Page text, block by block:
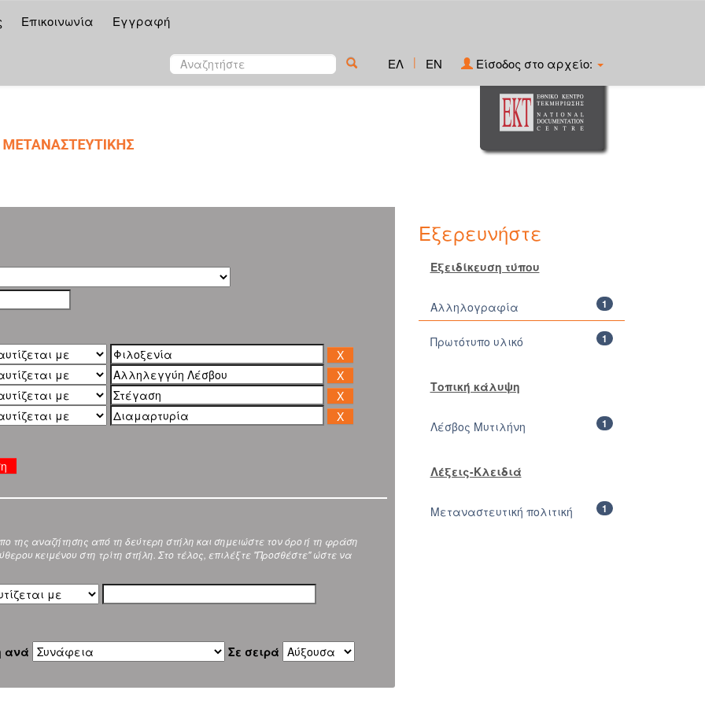
Επικοινωνία Εγγραφή
ΕΛ | EN Είσοδος στο αρχείο:
της αναζήτησης από τη δεύτερη στήλη και σημειώστε τον όρο ή τη φράση
κειμένου στη τρίτη στήλη. Στο τέλος, επιλέξτε "Προσθέστε" ώστε να
ανά Σε σειρά
Εξερευνήστε
Εξειδίκευση τύπου
1
Αλληλογραφία
1
Πρωτότυπο υλικό
Τοπική κάλυψη
1
Λέσβος Μυτιλήνη
Λέξεις-Κλειδιά
1
Μεταναστευτική πολιτική